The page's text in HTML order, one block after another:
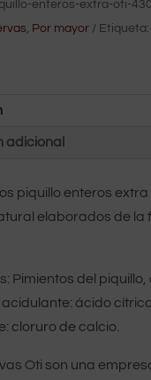
enteros-extra-oti-
Por mayor Etiqueta:
adicional
piquillo enteros extra
elaborados de la
Pimientos del piquillo,
acidulante: ácido
cloruro de calcio.
Oti son una